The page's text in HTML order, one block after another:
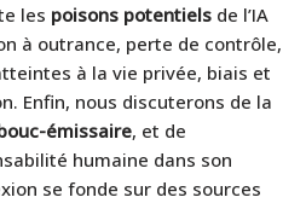
les poisons potentiels de l’IA
à outrance, perte de contrôle,
à la vie privée, biais et
Enfin, nous discuterons de la
émissaire, et de
humaine dans son
se fonde sur des sources